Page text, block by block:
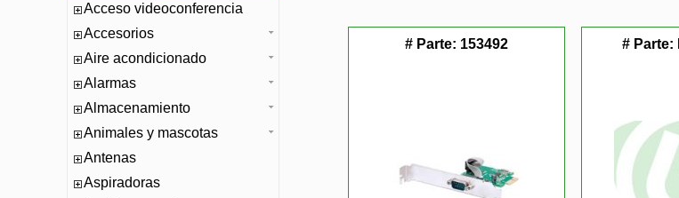
Acceso videoconferencia
Accesorios
Aire acondicionado
Alarmas
Almacenamiento
Animales y mascotas
Antenas
Aspiradoras
# Parte: 153492 # Parte: